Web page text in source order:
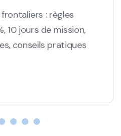
: règles
10 jours de mission,
conseils pratiques